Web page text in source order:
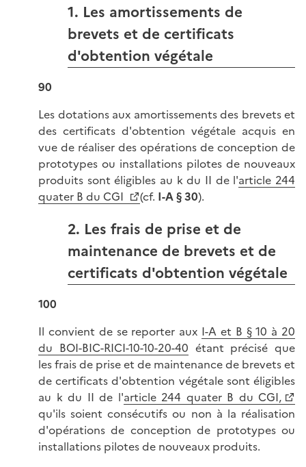
1. Les amortissements de
brevets et de certificats
d'obtention végétale
90
Les dotations aux amortissements des brevets et
des certificats d'obtention végétale acquis en
vue de réaliser des opérations de conception de
prototypes ou installations pilotes de nouveaux
produits sont éligibles au k du II de l'article 244
quater B du CGI
(cf. I-A § 30).
2. Les frais de prise et de
maintenance de brevets et de
certificats d'obtention végétale
100
Il convient de se reporter aux I-A et B § 10 à 20
du BOI-BIC-RICI-10-10-20-40 étant précisé que
les frais de prise et de maintenance de brevets et
de certificats d'obtention végétale sont éligibles
au k du II de l'article 244 quater B du CGI,
qu'ils soient consécutifs ou non à la réalisation
d'opérations de conception de prototypes ou
installations pilotes de nouveaux produits.